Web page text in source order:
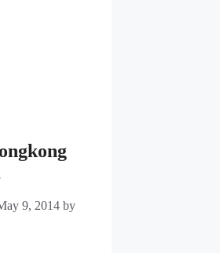
9, 2014 by